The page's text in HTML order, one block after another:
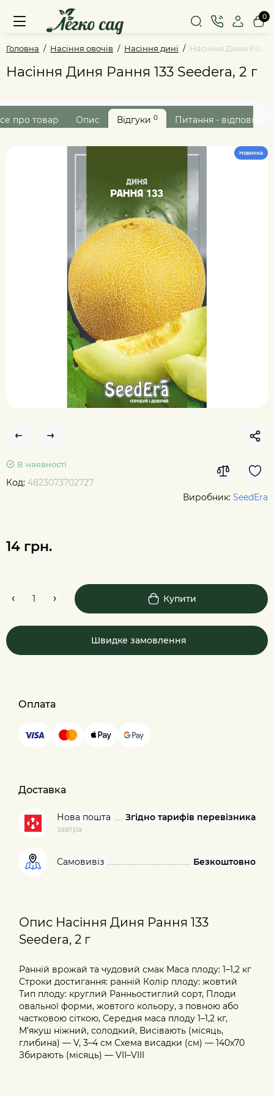
0
Головна Насіння овочів Насіння дині Насіння Диня Рання
Насіння Диня Рання 133 Seedera, 2 г
про товар Опис Відгуки 0 Питання - відповідь
Новинка
В наявності
Код: 4823073702727
Виробник: SeedEra
14 грн.
Купити
Швидке замовлення
Оплата
Доставка
Нова пошта
завтра
Згідно тарифів перевізника
Самовивіз Безкоштовно
Опис Насіння Диня Рання 133
Seedera, 2 г
Ранній врожай та чудовий смак Маса плоду: 1–1,2 кг
Строки достигання: ранній Колір плоду: жовтий
Тип плоду: круглий Ранньостиглий сорт, Плоди
овальної форми, жовтого кольору, з повною або
частковою сіткою, Середня маса плоду 1–1,2 кг,
М’якуш ніжний, солодкий, Висівають (місяць,
глибина) — V, 3–4 см Схема висадки (см) — 140х70
Збирають (місяць) — VII–VIII